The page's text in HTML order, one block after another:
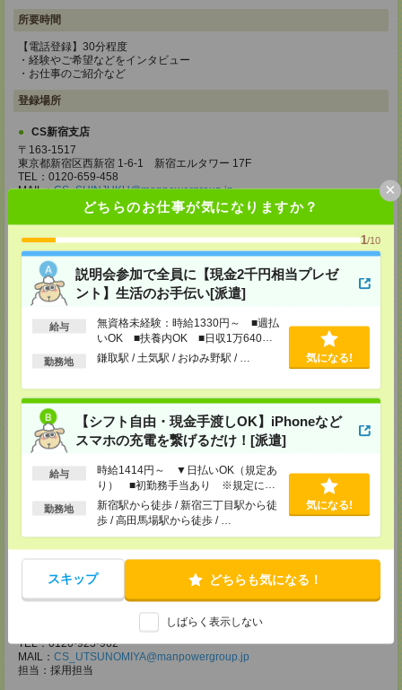
どちらのお仕事が気になりますか？
1/10
説明会参加で全員に【現金2千円相当プレゼ
ント】生活のお手伝い[派遣]
給与
無資格未経験：時給1330円～ ■週払
いOK ■扶養内OK ■日収1万640円
以上
勤務地 鎌取駅 / 土気駅 / おゆみ野駅 / … 気になる!
【シフト自由・現金手渡しOK】iPhoneなど
スマホの充電を繋げるだけ！[派遣]
給与
時給1414円～ ▼日払いOK（規定あ
り） ■初勤務手当あり ※規定によ
る
勤務地
新宿駅から徒歩 / 新宿三丁目駅から徒
歩 / 高田馬場駅から徒歩 / …
気になる!
スキップ どちらも気になる！
しばらく表示しない
×
所要時間
【電話登録】30分程度
・経験やご希望などをインタビュー
・お仕事のご紹介など
登録場所
CS新宿支店
〒163-1517
東京都新宿区西新宿 1-6-1 新宿エルタワー 17F
TEL：0120-659-458
MAIL：CS_SHINJUKU@manpowergroup.jp
担当：採用担当
〒190-0012
東京都立川市曙町2-34-7 ファーレイーストビル 8F
TEL：0120-659-460
MAIL：CS_TACHIKAWA@manpowergroup.jp
担当：採用担当
CS横浜支店
神奈川県横浜市西区みなとみらい 2-2-1 横浜ランドマークタワー36F
MAIL：CS_YOKOHAMA@manpowergroup.jp
担当：採用担当
CS大宮支店
〒330-0854 埼玉県さいたま市大宮区桜木町 1-10-16 シーノ大宮ノース
TEL：0120-769-355
CS_OMIYA@manpowergroup.jp
TEL：027-320-6558
MAIL：CS_TAKASAKI@manpowergroup.jp
担当：採用担当
〒321-0953 栃木県宇都宮市東宿郷3-2-18 高知穂ビル2Ｆ
TEL：0120-923-962
MAIL： CS_UTSUNOMIYA@manpowergroup.jp
担当：採用担当